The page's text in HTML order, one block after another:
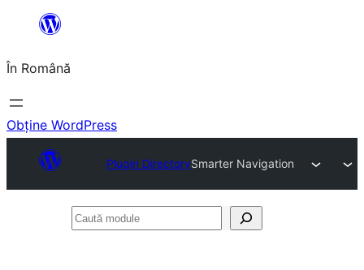
conținut
În Română
Obține WordPress
Plugin DirectorySmarter Navigation
Caută